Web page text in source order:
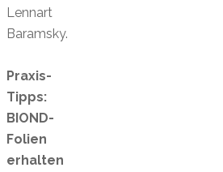
Lennart
Baramsky.
Praxis-
Tipps:
BIOND-
Folien
erhalten